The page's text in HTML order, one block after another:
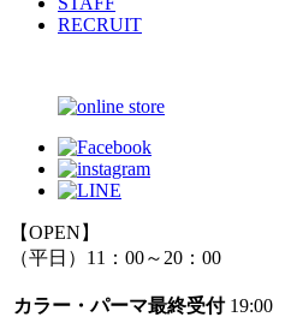
RECRUIT
【OPEN】
（平日）11：00～20：00
カラー・パーマ最終受付 19:00